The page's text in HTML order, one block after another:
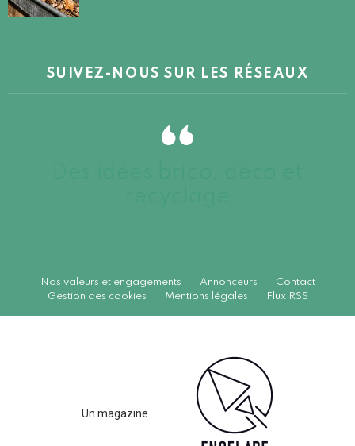
SUIVEZ-NOUS SUR LES RÉSEAUX
Nos valeurs et engagements Annonceurs
Contact
Gestion des cookies
Mentions légales Flux RSS
Un magazine